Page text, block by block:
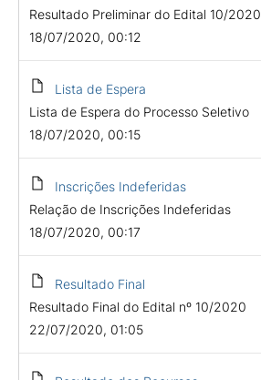
Resultado Preliminar do Edital 10/2020
18/07/2020, 00:12
Lista de Espera
Lista de Espera do Processo Seletivo
18/07/2020, 00:15
Inscrições Indeferidas
Relação de Inscrições Indeferidas
18/07/2020, 00:17
Resultado Final
Resultado Final do Edital nº 10/2020
22/07/2020, 01:05